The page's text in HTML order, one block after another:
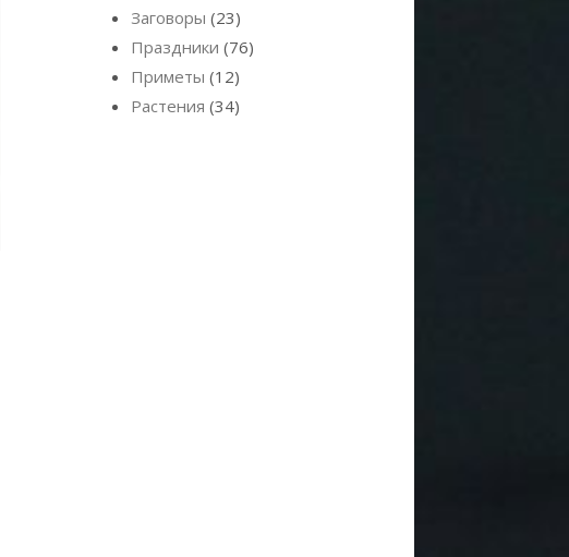
Заговоры (23)
Праздники (76)
Приметы (12)
Растения (34)